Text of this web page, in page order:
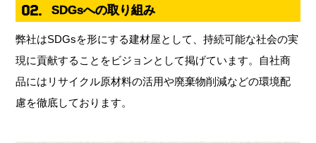
02. SDGsへの取り組み
弊社はSDGsを形にする建材屋として、持続可能な社会の実
現に貢献することをビジョンとして掲げています。自社商
品にはリサイクル原材料の活用や廃棄物削減などの環境配
慮を徹底しております。